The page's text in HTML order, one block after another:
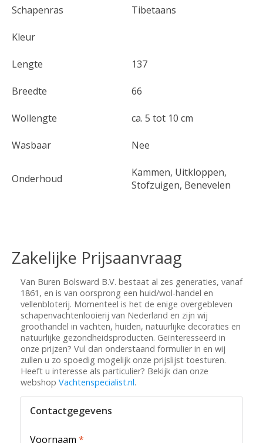
Schapenras Tibetaans
Kleur
Lengte 137
Breedte 66
Wollengte ca. 5 tot 10 cm
Wasbaar Nee
Onderhoud
Kammen, Uitkloppen,
Stofzuigen, Benevelen
Zakelijke Prijsaanvraag
Van Buren Bolsward B.V. bestaat al zes generaties, vanaf
1861, en is van oorsprong een huid/wol-handel en
vellenbloterij. Momenteel is het de enige overgebleven
schapenvachtenlooierij van Nederland en zijn wij
groothandel in vachten, huiden, natuurlijke decoraties en
natuurlijke gezondheidsproducten. Geïnteresseerd in
onze prijzen? Vul dan onderstaand formulier in en wij
zullen u zo spoedig mogelijk onze prijslijst toesturen.
Heeft u interesse als particulier? Bekijk dan onze
webshop Vachtenspecialist.nl.
Contactgegevens
Voornaam *